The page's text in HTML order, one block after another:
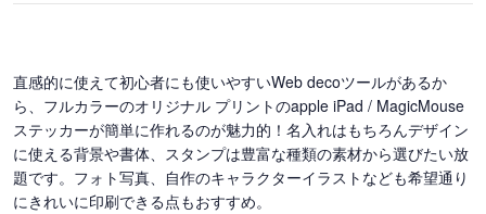
直感的に使えて初心者にも使いやすいWeb decoツールがあるか
ら、フルカラーのオリジナル プリントのapple iPad / MagicMouse
ステッカーが簡単に作れるのが魅力的！名入れはもちろんデザイン
に使える背景や書体、スタンプは豊富な種類の素材から選びたい放
題です。フォト写真、自作のキャラクターイラストなども希望通り
にきれいに印刷できる点もおすすめ。